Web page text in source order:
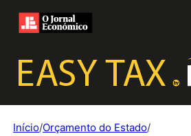
Início/Orçamento do Estado/